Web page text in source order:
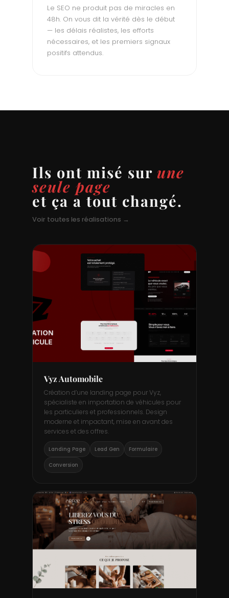
Le SEO ne produit pas de miracles en
48h. On vous dit la vérité dès le début
— les délais réalistes, les efforts
nécessaires, et les premiers signaux
positifs attendus.
Ils ont misé sur une
seule page
et ça a tout changé.
Voir toutes les réalisations →
AUTOMOBILE · LP DEVIS
Vyz Automobile
Création d’une landing page pour Vyz,
spécialiste en importation de véhicules pour
les particuliers et professionnels. Design
moderne et impactant, mise en avant des
services et des offres.
Landing Page Lead Gen Formulaire
Conversion
BIEN-ÊTRE · LP RDV